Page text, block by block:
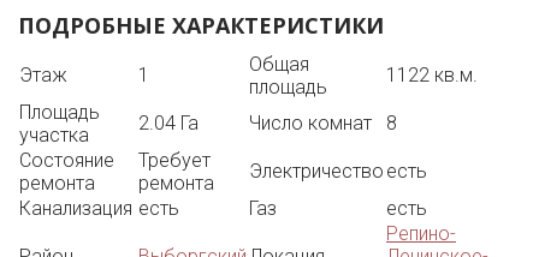
вымощенные дорожки из натурального камня,
художественная ковка, локация под теннисный корт
Электроснабжение: Собственная ТП 320 кВт (2 ввода
по 160 кВт с разных источников)
Газ: магистральный
Водоснабжение: артезианская скважина
Канализация: локальная очистная станция
Строения на участке: Основной жилой дом — 1122 м²
Просторный монолитный коттедж, без внутренней
отделки. Архитектурно спроектирован под
ПОДРОБНЫЕ ХАРАКТЕРИСТИКИ
Этаж 1
Общая
площадь
1122 кв.м.
Площадь
участка
2.04 Га Число комнат
8
Состояние
ремонта
Требует
ремонта
Электричество есть
Канализация есть Газ есть
Репино-